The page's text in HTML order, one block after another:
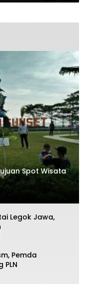
Spot Wisata
Legok Jawa,
Pemda